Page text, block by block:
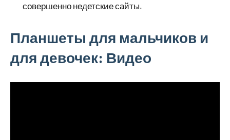
совершенно недетские сайты.
Планшеты для мальчиков и
для девочек: Видео